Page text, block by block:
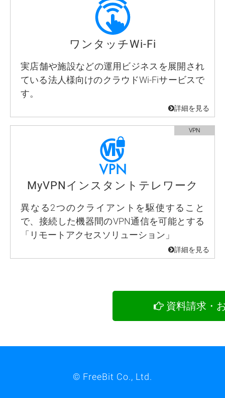
ワンタッチWi-Fi
実店舗や施設などの運用ビジネスを展開され
ている法人様向けのクラウドWi-Fiサービスで
す。
MyVPNインスタントテレワーク
異なる2つのクライアントを駆使すること
で、接続した機器間のVPN通信を可能とする
「リモートアクセスソリューション」
資料請求・
© FreeBit Co., Ltd.